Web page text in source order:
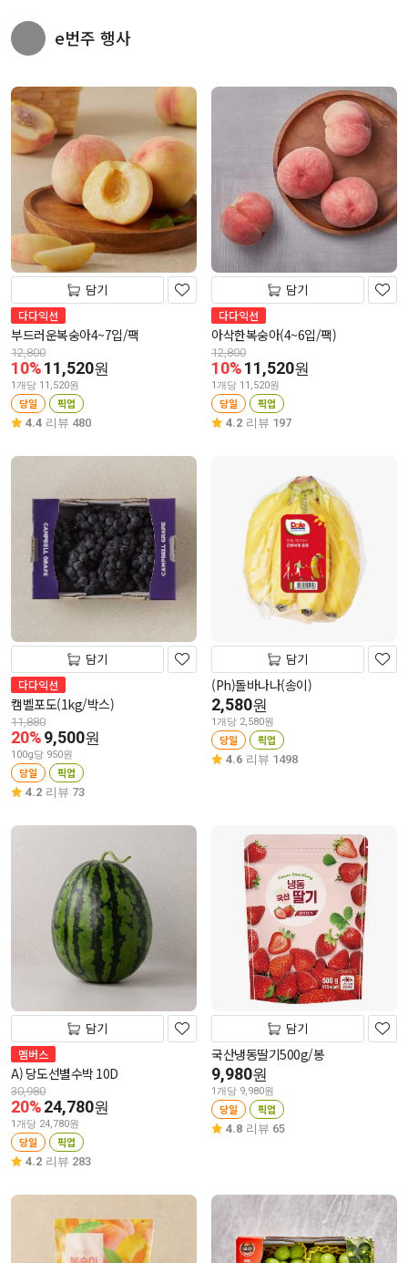
e번주 행사
담기
다다익선
부드러운복숭아4~7입/팩
12,800
10%11,520원
1개당 11,520원
당일 픽업
4.4 리뷰 480
담기
다다익선
아삭한복숭아(4~6입/팩)
12,800
10%11,520원
1개당 11,520원
당일 픽업
4.2 리뷰 197
담기
다다익선
캠벨포도(1kg/박스)
11,880
20%9,500원
100g당 950원
당일 픽업
4.2 리뷰 73
담기
(Ph)돌바나나(송이)
2,580원
1개당 2,580원
당일 픽업
4.6 리뷰 1498
담기
멤버스
A) 당도선별수박 10D
30,980
20%24,780원
1개당 24,780원
당일 픽업
4.2 리뷰 283
담기
국산냉동딸기500g/봉
9,980원
1개당 9,980원
당일 픽업
4.8 리뷰 65